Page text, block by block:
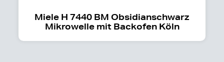
Miele H 7440 BM Obsidianschwarz
Mikrowelle mit Backofen Köln